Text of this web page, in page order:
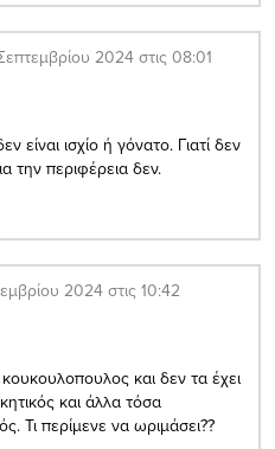
2024 στις 08:01
είναι ισχίο ή γόνατο. Γιατί δεν
την περιφέρεια δεν.
2024 στις 10:42
και δεν τα έχει
και άλλα τόσα
Τι περίμενε να ωριμάσει??